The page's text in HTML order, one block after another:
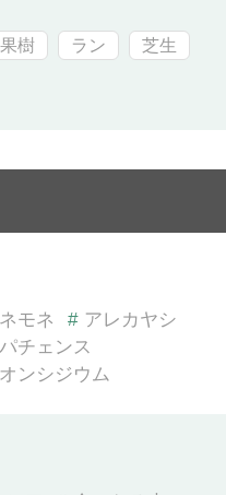
果樹 ラン 芝生
モネ # アレカヤシ
チェンス
オンシジウム